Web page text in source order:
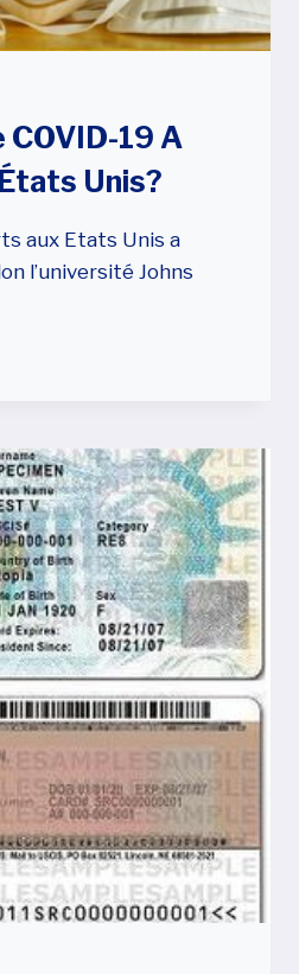
COVID-19 A
Unis?
aux Etats Unis a
l’université Johns